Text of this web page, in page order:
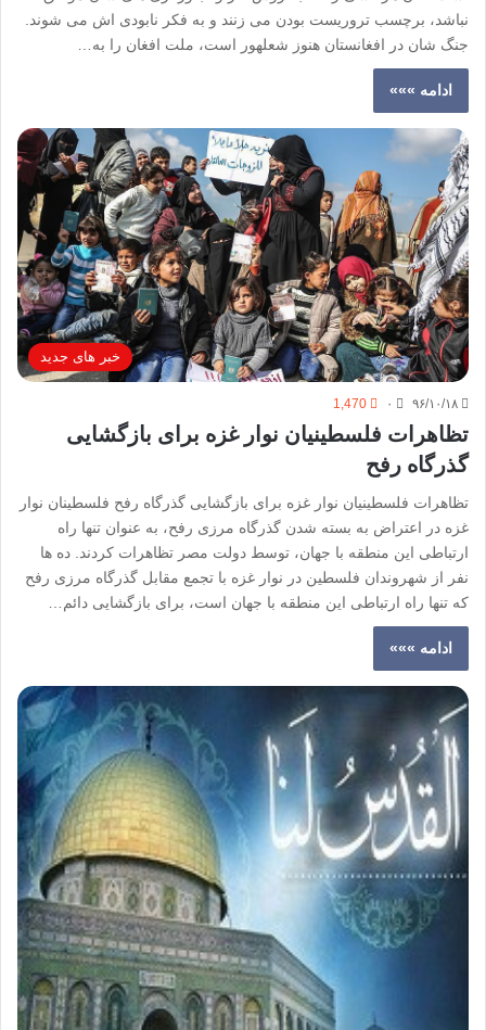
نباشد، برچسب تروریست بودن می زنند و به فکر نابودی اش می شوند.
جنگ شان در افغانستان هنوز شعله­ور است،‌ ملت افغان را به…
ادامه »»»
خبر های جدید
۹۶/۱۰/۱۸ ۰ 1,470
تظاهرات فلسطینیان نوار غزه برای بازگشایی
گذرگاه رفح
تظاهرات فلسطینیان نوار غزه برای بازگشایی گذرگاه رفح فلسطینان نوار
غزه در اعتراض به بسته شدن گذرگاه مرزی رفح، به عنوان تنها راه
ارتباطی این منطقه با جهان، توسط دولت مصر تظاهرات کردند. ده ها
نفر از شهروندان فلسطین در نوار غزه با تجمع مقابل گذرگاه مرزی رفح
که تنها راه ارتباطی این منطقه با جهان است، برای بازگشایی دائم…
ادامه »»»